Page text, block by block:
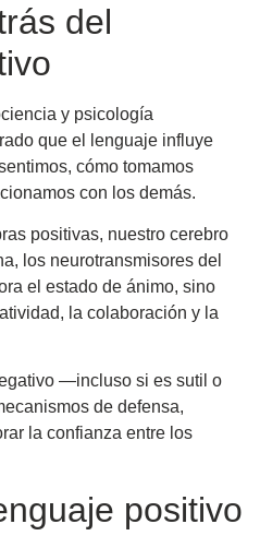
del
y psicología
que el lenguaje influye
cómo tomamos
con los demás.
positivas, nuestro cerebro
los neurotransmisores del
el estado de ánimo, sino
la colaboración y la
—incluso si es sutil o
de defensa,
la confianza entre los
positivo